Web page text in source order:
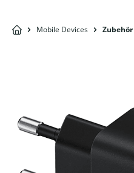
Mobile Devices Zubehör